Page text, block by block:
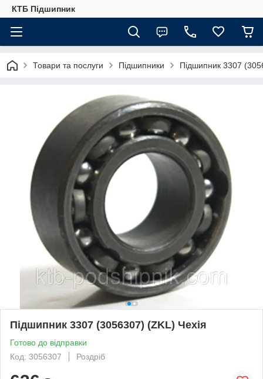
КТБ Підшипник
Товари та послуги Підшипники Підшипник 3307
Підшипник 3307 (3056307) (ZKL) Чехія
Готово до відправки
Код: 3056307
Роздріб